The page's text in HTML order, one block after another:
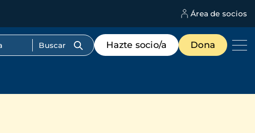
Área de socios
Menú
de
destacados
Hazte socio/a Dona